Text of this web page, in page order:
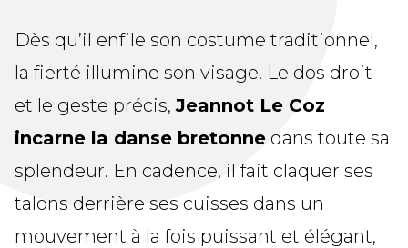
Dès qu’il enfile son costume traditionnel,
la fierté illumine son visage. Le dos droit
et le geste précis,Jeannot Le Coz
incarne la danse bretonne dans toute sa
splendeur. En cadence, il fait claquer ses
talons derrière ses cuisses dans un
mouvement à la fois puissant et élégant,